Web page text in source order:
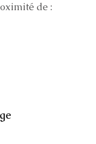
de :